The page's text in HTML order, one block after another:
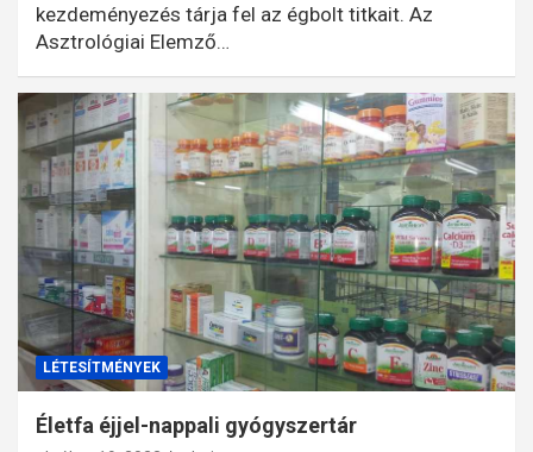
kezdeményezés tárja fel az égbolt titkait. Az
Asztrológiai Elemző…
LÉTESÍTMÉNYEK
Életfa éjjel-nappali gyógyszertár